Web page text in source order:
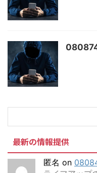
最新の情報提供
匿名 on